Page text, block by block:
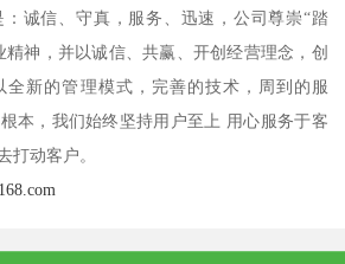
诚信、守真，服务、迅速，公司尊崇“踏
精神，并以诚信、共赢、开创经营理念，创
全新的管理模式，完善的技术，周到的服
本，我们始终坚持用户至上 用心服务于客
打动客户。